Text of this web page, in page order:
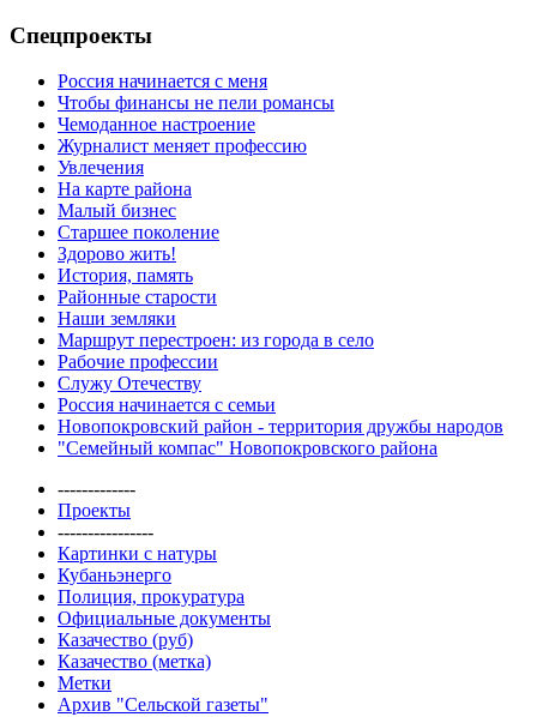
Спецпроекты
Россия начинается с меня
Чтобы финансы не пели романсы
Чемоданное настроение
Журналист меняет профессию
Увлечения
На карте района
Малый бизнес
Старшее поколение
Здорово жить!
История, память
Районные старости
Наши земляки
Маршрут перестроен: из города в село
Рабочие профессии
Служу Отечеству
Россия начинается с семьи
Новопокровский район - территория дружбы народов
"Семейный компас" Новопокровского района
-------------
Проекты
----------------
Картинки с натуры
Кубаньэнерго
Полиция, прокуратура
Официальные документы
Казачество (руб)
Казачество (метка)
Метки
Архив "Сельской газеты"